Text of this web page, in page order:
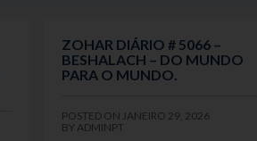
ZOHAR DIÁRIO # 5066 –
BESHALACH – DO MUNDO
PARA O MUNDO.
POSTED ON JANEIRO 29, 2026
BY ADMINPT